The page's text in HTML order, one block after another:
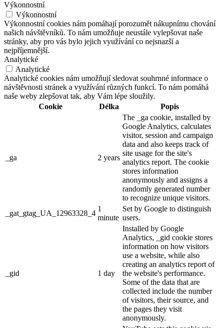
Výkonnostní
Výkonnostní
Výkonnostní cookies nám pomáhají porozumět nákupnímu chování
našich návštěvníků. To nám umožňuje neustále vylepšovat naše
stránky, aby pro vás bylo jejich využívání co nejsnazší a
nejpříjemnější.
Analytické
Analytické
Analytické cookies nám umožňují sledovat souhrnné informace o
návštěvnosti stránek a využívání různých funkcí. To nám pomáhá
naše weby zlepšovat tak, aby Vám lépe sloužily.
Cookie
Délka Popis
_ga 2 years
The _ga cookie, installed by
Google Analytics, calculates
visitor, session and campaign
data and also keeps track of
site usage for the site's
analytics report. The cookie
stores information
anonymously and assigns a
randomly generated number
to recognize unique visitors.
_gat_gtag_UA_12963328_4
1
minute
Set by Google to distinguish
users.
_gid 1 day
Installed by Google
Analytics, _gid cookie stores
information on how visitors
use a website, while also
creating an analytics report of
the website's performance.
Some of the data that are
collected include the number
of visitors, their source, and
the pages they visit
anonymously.